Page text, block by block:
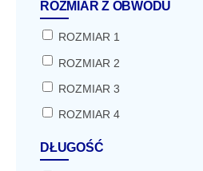
ROZMIAR Z OBWODU
ROZMIAR 1
ROZMIAR 2
ROZMIAR 3
ROZMIAR 4
DŁUGOŚĆ